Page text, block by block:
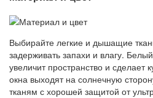
Выбирайте легкие и дышащие
задерживать запахи и влагу.
увеличит пространство и сделает
окна выходят на солнечную
тканям с хорошей защитой от